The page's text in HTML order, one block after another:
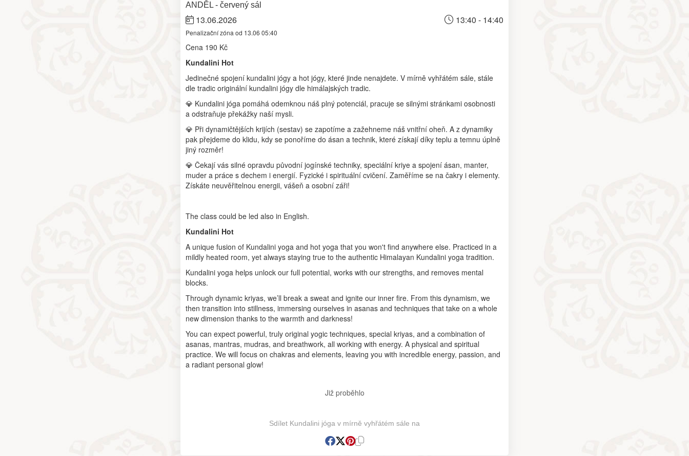
ANDĚL - červený sál
13.06.2026 13:40 - 14:40
Penalizační zóna od 13.06 05:40
Cena 190 Kč
Kundalini Hot
Jedinečné spojení kundalini jógy a hot jógy, které jinde nenajdete. V mírně vyhřátém sále, stále
dle tradic originální kundalini jógy dle himálajských tradic.
💎 Kundalini jóga pomáhá odemknou náš plný potenciál, pracuje se silnými stránkami osobnosti
a odstraňuje překážky naší mysli.
💎 Při dynamičtějších krijích (sestav) se zapotíme a zažehneme náš vnitřní oheň. A z dynamiky
pak přejdeme do klidu, kdy se ponoříme do ásan a technik, které získají díky teplu a temnu úplně
jiný rozměr!
💎 Čekají vás silné opravdu původní jogínské techniky, speciální kriye a spojení ásan, manter,
muder a práce s dechem i energií. Fyzické i spirituální cvičení. Zaměříme se na čakry i elementy.
Získáte neuvěřitelnou energii, vášeň a osobní záři!
The class could be led also in English.
Kundalini Hot
A unique fusion of Kundalini yoga and hot yoga that you won't find anywhere else. Practiced in a
mildly heated room, yet always staying true to the authentic Himalayan Kundalini yoga tradition.
Kundalini yoga helps unlock our full potential, works with our strengths, and removes mental
blocks.
Through dynamic kriyas, we’ll break a sweat and ignite our inner fire. From this dynamism, we
then transition into stillness, immersing ourselves in asanas and techniques that take on a whole
new dimension thanks to the warmth and darkness!
You can expect powerful, truly original yogic techniques, special kriyas, and a combination of
asanas, mantras, mudras, and breathwork, all working with energy. A physical and spiritual
practice. We will focus on chakras and elements, leaving you with incredible energy, passion, and
a radiant personal glow!
Již proběhlo
Sdílet Kundalini jóga v mírně vyhřátém sále na